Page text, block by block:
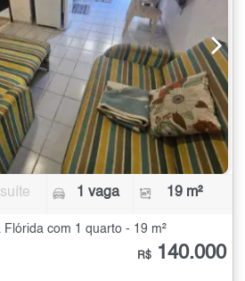
1 vaga 19 m²
Flórida com 1 quarto - 19 m²
R$ 140.000